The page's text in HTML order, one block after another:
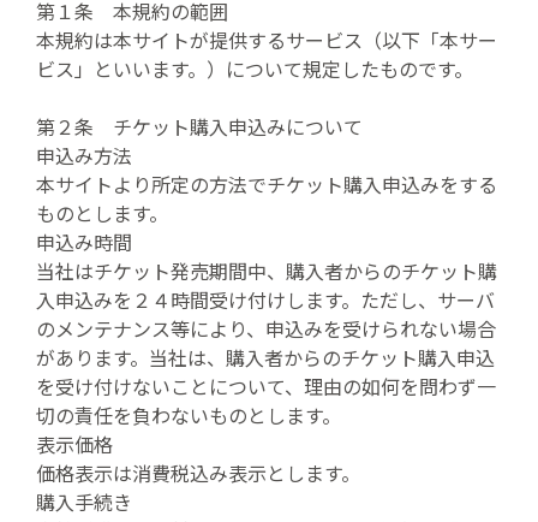
第１条 本規約の範囲
本規約は本サイトが提供するサービス（以下「本サー
ビス」といいます。）について規定したものです。
第２条 チケット購入申込みについて
申込み方法
本サイトより所定の方法でチケット購入申込みをする
ものとします。
申込み時間
当社はチケット発売期間中、購入者からのチケット購
入申込みを２４時間受け付けします。ただし、サーバ
のメンテナンス等により、申込みを受けられない場合
があります。当社は、購入者からのチケット購入申込
を受け付けないことについて、理由の如何を問わず一
切の責任を負わないものとします。
表示価格
価格表示は消費税込み表示とします。
購入手続き